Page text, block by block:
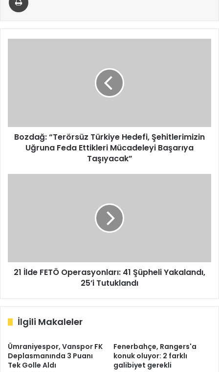
Mücadeleyi
Başarıya
Taşıyacak”
Bozdağ: “Terörsüz Türkiye Hedefi, Şehitlerimizin
Uğruna Feda Ettikleri Mücadeleyi Başarıya
Taşıyacak”
Tutuklandı
21 İlde FETÖ Operasyonları: 41 Şüpheli Yakalandı,
25’i Tutuklandı
İlgili Makaleler
Ümraniyespor, Vanspor FK
Deplasmanında 3 Puanı
Tek Golle Aldı
Fenerbahçe, Rangers'a
konuk oluyor: 2 farklı
galibiyet gerekli